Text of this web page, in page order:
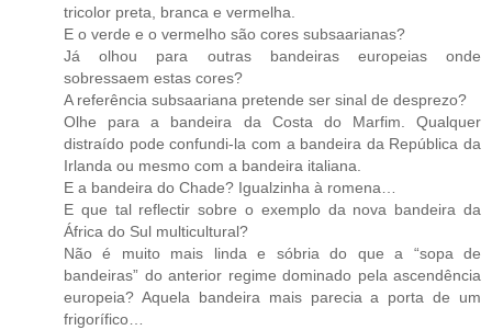
tricolor preta, branca e vermelha.
E o verde e o vermelho são cores subsaarianas?
Já olhou para outras bandeiras europeias onde
sobressaem estas cores?
A referência subsaariana pretende ser sinal de desprezo?
Olhe para a bandeira da Costa do Marfim. Qualquer
distraído pode confundi-la com a bandeira da República da
Irlanda ou mesmo com a bandeira italiana.
E a bandeira do Chade? Igualzinha à romena…
E que tal reflectir sobre o exemplo da nova bandeira da
África do Sul multicultural?
Não é muito mais linda e sóbria do que a “sopa de
bandeiras” do anterior regime dominado pela ascendência
europeia? Aquela bandeira mais parecia a porta de um
frigorífico…